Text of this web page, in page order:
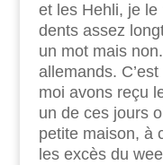
et les Hehli, je
dents assez
un mot mais
allemands.
moi avons reçu
un de ces jours
petite maison, à
les excès du